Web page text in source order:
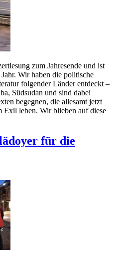
zum Jahresende und ist
Wir haben die politische
folgender Länder entdeckt –
Südsudan und sind dabei
begegnen, die allesamt jetzt
Exil leben. Wir blieben auf diese
für die